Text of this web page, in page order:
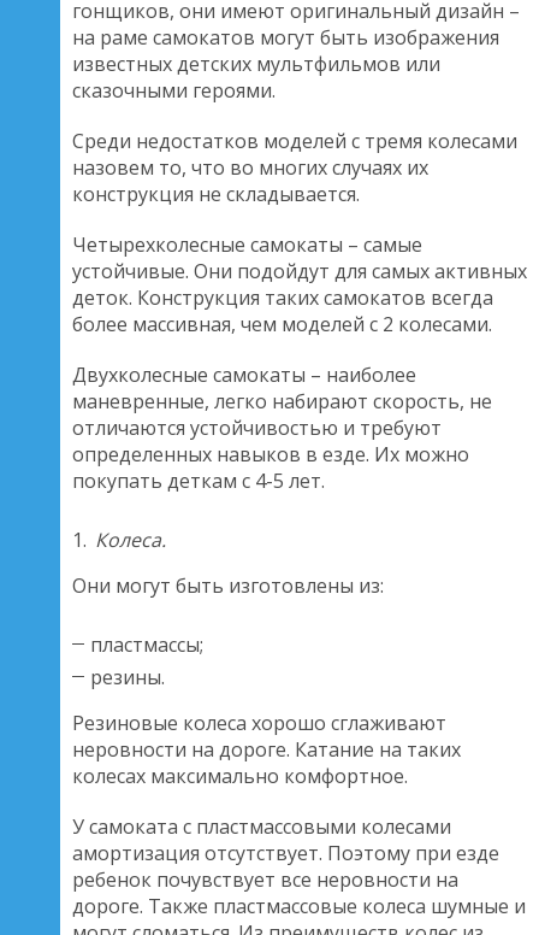
гонщиков, они имеют оригинальный дизайн –
на раме самокатов могут быть изображения
известных детских мультфильмов или
сказочными героями.
Среди недостатков моделей с тремя колесами
назовем то, что во многих случаях их
конструкция не складывается.
Четырехколесные самокаты – самые
устойчивые. Они подойдут для самых активных
деток. Конструкция таких самокатов всегда
более массивная, чем моделей с 2 колесами.
Двухколесные самокаты – наиболее
маневренные, легко набирают скорость, не
отличаются устойчивостью и требуют
определенных навыков в езде. Их можно
покупать деткам с 4-5 лет.
Колеса.
Они могут быть изготовлены из:
пластмассы;
резины.
Резиновые колеса хорошо сглаживают
неровности на дороге. Катание на таких
колесах максимально комфортное.
У самоката с пластмассовыми колесами
амортизация отсутствует. Поэтому при езде
ребенок почувствует все неровности на
дороге. Также пластмассовые колеса шумные и